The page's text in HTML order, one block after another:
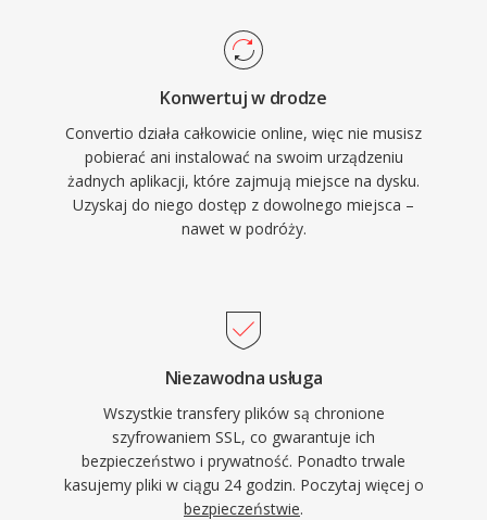
Konwertuj w drodze
Convertio działa całkowicie online, więc nie musisz
pobierać ani instalować na swoim urządzeniu
żadnych aplikacji, które zajmują miejsce na dysku.
Uzyskaj do niego dostęp z dowolnego miejsca –
nawet w podróży.
Niezawodna usługa
Wszystkie transfery plików są chronione
szyfrowaniem SSL, co gwarantuje ich
bezpieczeństwo i prywatność. Ponadto trwale
kasujemy pliki w ciągu 24 godzin. Poczytaj więcej o
bezpieczeństwie.